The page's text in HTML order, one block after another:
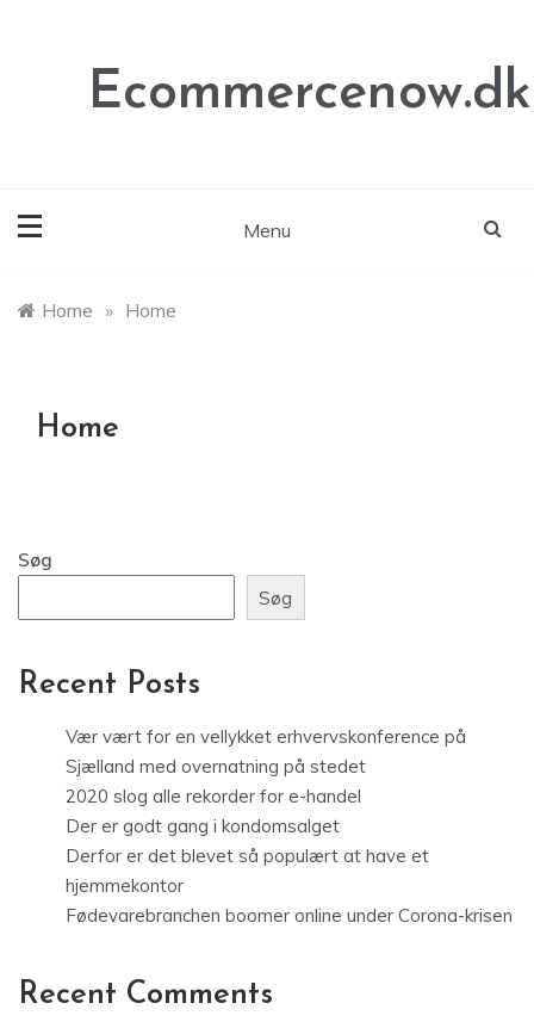
Ecommercenow.dk
Menu
Home » Home
Home
Søg
Søg
Recent Posts
Vær vært for en vellykket erhvervskonference på
Sjælland med overnatning på stedet
2020 slog alle rekorder for e-handel
Der er godt gang i kondomsalget
Derfor er det blevet så populært at have et
hjemmekontor
Fødevarebranchen boomer online under Corona-krisen
Recent Comments